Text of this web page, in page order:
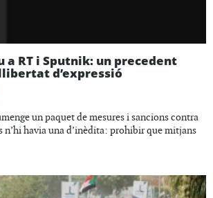
a RT i Sputnik: un precedent
d’expressió
un paquet de mesures i sancions contra
n’hi havia una d’inèdita: prohibir que mitjans